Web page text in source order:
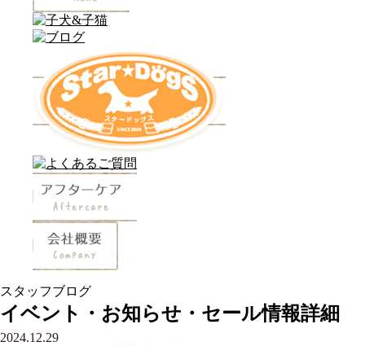
スタッフブログ
イベント・お知らせ・セール情報詳細
2024.12.29